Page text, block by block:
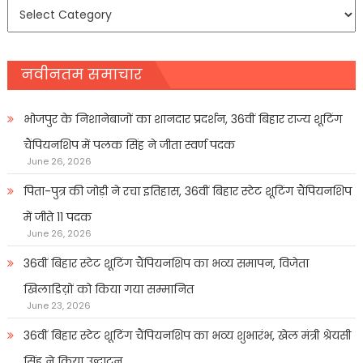
समाचार
नवीनतम समाचार
भोजपुर के निशानेबाजों का शानदार प्रदर्शन, 36वीं बिहार राज्य शूटिंग
चैंपियनशिप में पलक सिंह ने जीता स्वर्ण पदक
June 26, 2026
पिता-पुत्र की जोड़ी ने रचा इतिहास, 36वीं बिहार स्टेट शूटिंग चैंपियनशिप
में जीते 11 पदक
June 26, 2026
36वीं बिहार स्टेट शूटिंग चैंपियनशिप का भव्य समापन, विजेता
खिलाडिय़ों को किया गया सम्मानित
June 23, 2026
36वीं बिहार स्टेट शूटिंग चैंपियनशिप का भव्य शुभारंभ, खेल मंत्री श्रेयसी